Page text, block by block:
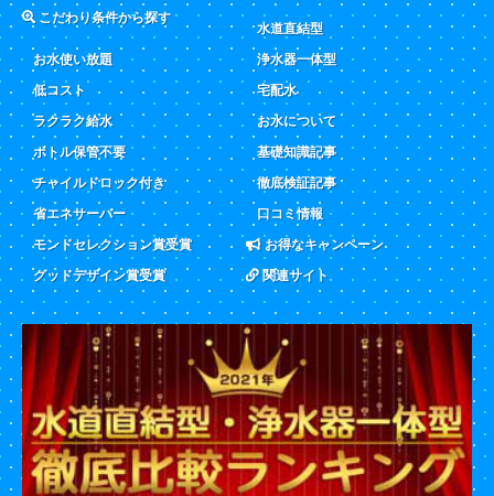
こだわり条件から探す
お水使い放題
低コスト
ラクラク給水
ボトル保管不要
チャイルドロック付き
省エネサーバー
モンドセレクション賞受賞
グッドデザイン賞受賞
水道直結型
浄水器一体型
宅配水
お水について
基礎知識記事
徹底検証記事
口コミ情報
お得なキャンペーン
関連サイト